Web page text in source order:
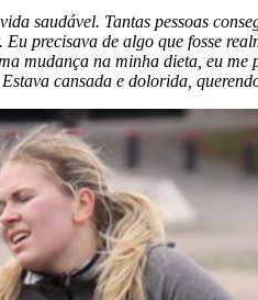
saudável. Tantas pessoas
precisava de algo que fosse
mudança na minha dieta, eu
cansada e dolorida,